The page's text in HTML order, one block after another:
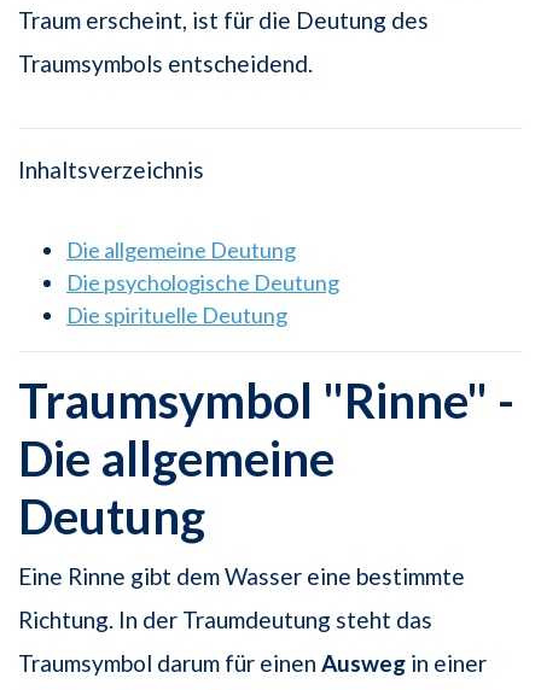
Traum erscheint, ist für die Deutung des
Traumsymbols entscheidend.
Inhaltsverzeichnis
Die allgemeine Deutung
Die psychologische Deutung
Die spirituelle Deutung
Traumsymbol "Rinne" -
Die allgemeine
Deutung
Eine Rinne gibt dem Wasser eine bestimmte
Richtung. In der Traumdeutung steht das
Traumsymbol darum für einen Ausweg in einer